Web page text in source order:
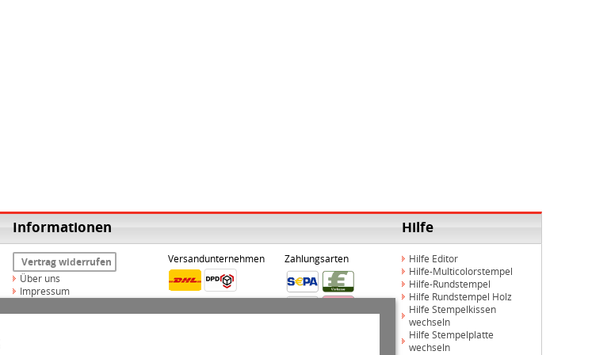
Informationen Hilfe
Vertrag widerrufen
Über uns
Impressum
AGB
Versandunternehmen Zahlungsarten
Hilfe Editor
Hilfe-Multicolorstempel
Hilfe-Rundstempel
Hilfe Rundstempel Holz
Hilfe Stempelkissen
wechseln
Hilfe Stempelplatte
wechseln